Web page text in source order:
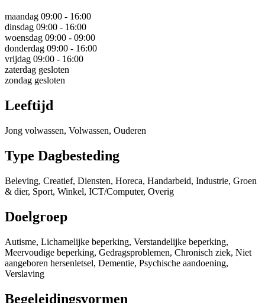
maandag 09:00 - 16:00
dinsdag 09:00 - 16:00
woensdag 09:00 - 09:00
donderdag 09:00 - 16:00
vrijdag 09:00 - 16:00
zaterdag gesloten
zondag gesloten
Leeftijd
Jong volwassen, Volwassen, Ouderen
Type Dagbesteding
Beleving, Creatief, Diensten, Horeca, Handarbeid, Industrie, Groen
& dier, Sport, Winkel, ICT/Computer, Overig
Doelgroep
Autisme, Lichamelijke beperking, Verstandelijke beperking,
Meervoudige beperking, Gedragsproblemen, Chronisch ziek, Niet
aangeboren hersenletsel, Dementie, Psychische aandoening,
Verslaving
Begeleidingsvormen